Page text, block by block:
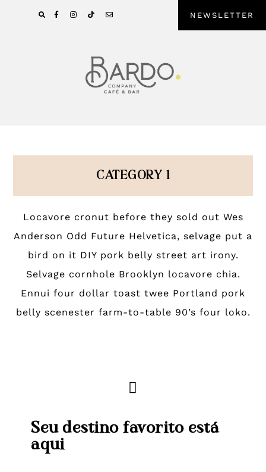
NEWSLETTER
CATEGORY 1
Locavore cronut before they sold out Wes
Anderson Odd Future Helvetica, selvage put a
bird on it DIY pork belly street art irony.
Selvage cornhole Brooklyn locavore chia.
Ennui four dollar toast twee Portland pork
belly scenester farm-to-table 90’s four loko.
Seu destino favorito está
aqui